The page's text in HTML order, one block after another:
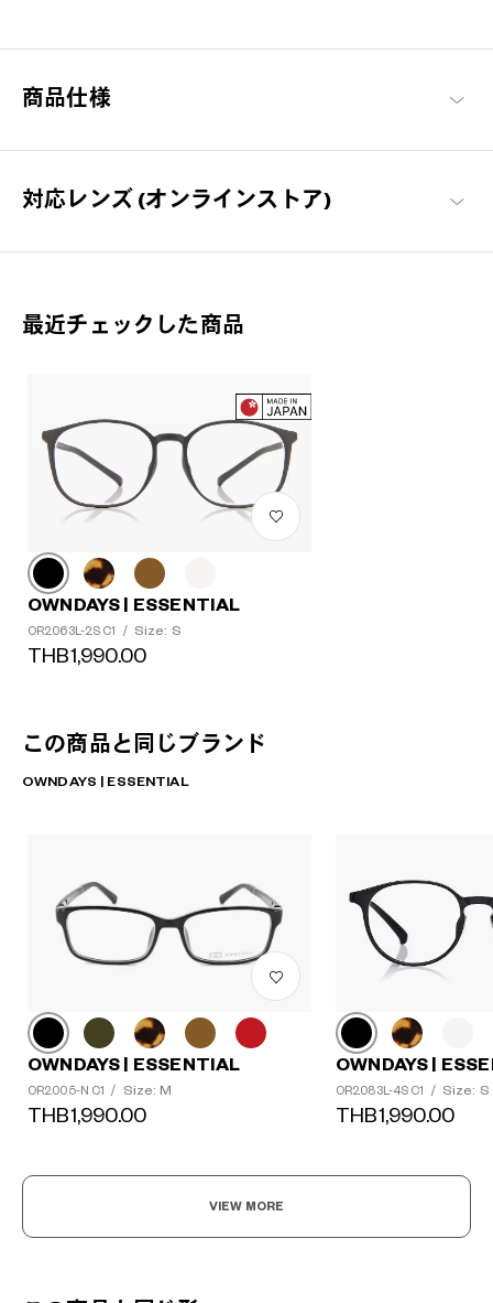
商品仕様
対応レンズ (オンラインストア)
最近チェックした商品
OWNDAYS | ESSENTIAL
OR2063L-2S C1 / Size: S
THB1,990.00
この商品と同じブランド
OWNDAYS | ESSENTIAL
OWNDAYS | ESSENTIAL
OR2005-N C1 / Size: M
THB1,990.00
OWNDAYS |
OR2083L-4S C1 / Size: S
THB1,990.00
VIEW MORE